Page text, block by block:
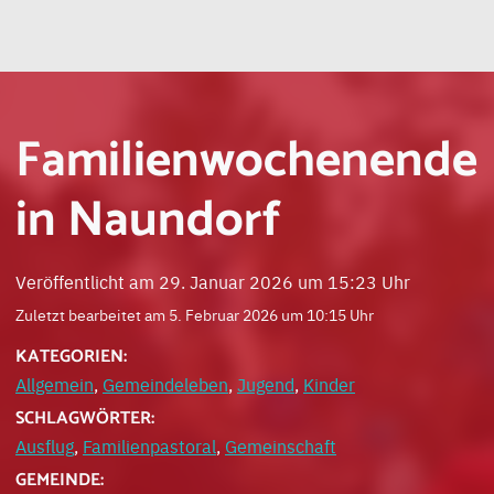
Familienwochenende
in Naundorf
Veröffentlicht am 29. Januar 2026 um 15:23 Uhr
Zuletzt bearbeitet am 5. Februar 2026 um 10:15 Uhr
KATEGORIEN:
Allgemein, Gemeindeleben, Jugend, Kinder
SCHLAGWÖRTER:
Ausflug, Familienpastoral, Gemeinschaft
GEMEINDE: